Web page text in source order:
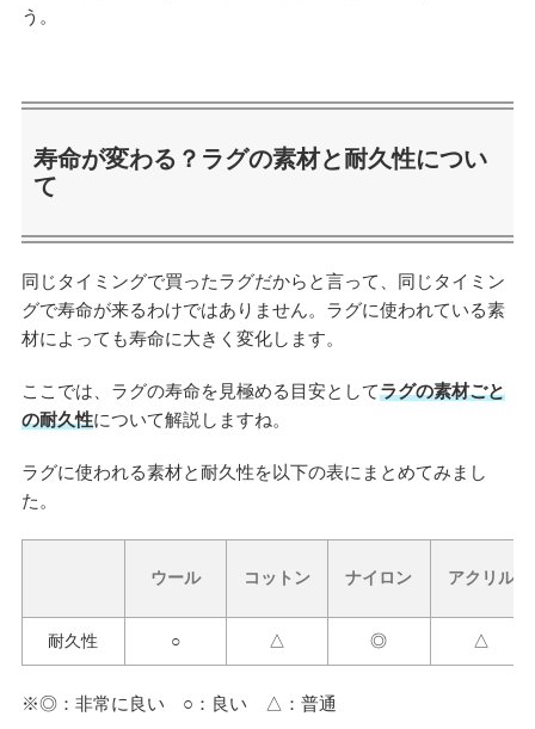
う。
寿命が変わる？ラグの素材と耐久性につい
て
同じタイミングで買ったラグだからと言って、同じタイミン
グで寿命が来るわけではありません。ラグに使われている素
材によっても寿命に大きく変化します。
ここでは、ラグの寿命を見極める目安としてラグの素材ごと
の耐久性について解説しますね。
ラグに使われる素材と耐久性を以下の表にまとめてみまし
た。
ウール コットン ナイロン アクリル
耐久性 ○ △ ◎ △
※◎：非常に良い ○：良い △：普通